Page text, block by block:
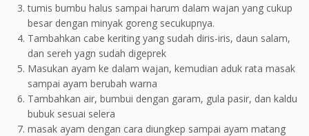
tumis bumbu halus sampai harum dalam wajan yang cukup
besar dengan minyak goreng secukupnya.
Tambahkan cabe keriting yang sudah diris-iris, daun salam,
dan sereh yagn sudah digeprek
Masukan ayam ke dalam wajan, kemudian aduk rata masak
sampai ayam berubah warna
Tambahkan air, bumbui dengan garam, gula pasir, dan kaldu
bubuk sesuai selera
masak ayam dengan cara diungkep sampai ayam matang